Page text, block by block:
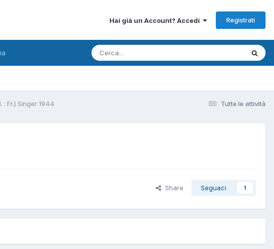
Hai già un Account? Accedi Registrati
Tutte le attività
Fr.) Singer 1944
Share Seguaci 1